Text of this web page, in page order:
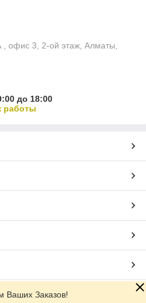
, офис 3, 2-ой этаж, Алматы,
до 18:00
работы
Satu.kz
Ваших Заказов!